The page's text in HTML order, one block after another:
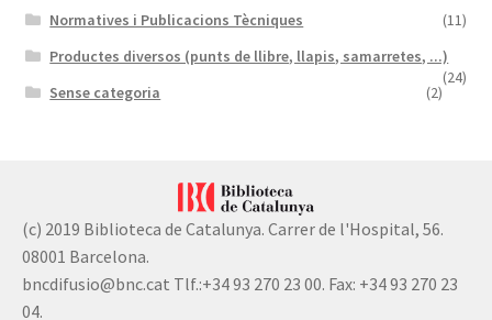
Normatives i Publicacions Tècniques
(11)
Productes diversos (punts de llibre, llapis, samarretes, ...)
(24)
Sense categoria (2)
(c) 2019 Biblioteca de Catalunya. Carrer de l'Hospital, 56.
08001 Barcelona.
bncdifusio@bnc.cat Tlf.:+34 93 270 23 00. Fax: +34 93 270 23
04.